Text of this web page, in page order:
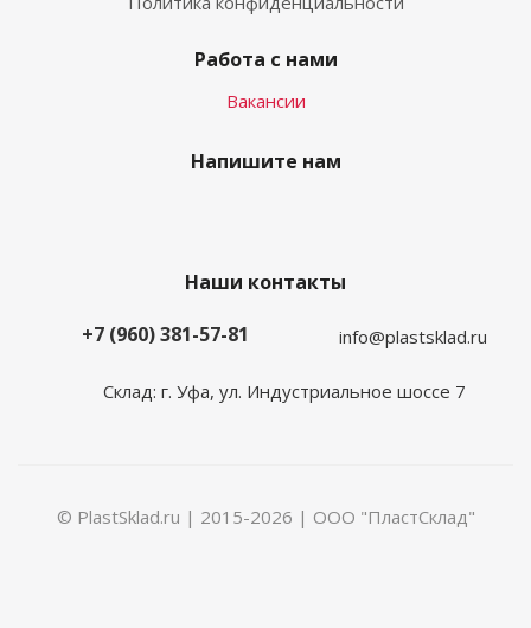
Работа с нами
Вакансии
Напишите нам
Наши контакты
+7 (960) 381-57-81
info@plastsklad.ru
Склад: г. Уфа, ул. Индустриальное шоссе 7
© PlastSklad.ru | 2015-2026 | ООО "ПластСклад"